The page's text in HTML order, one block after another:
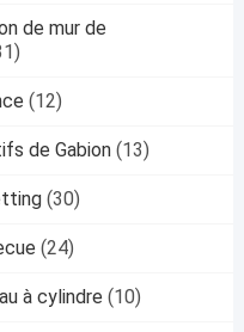
de mur de
(12)
de Gabion (13)
(30)
(24)
à cylindre (10)